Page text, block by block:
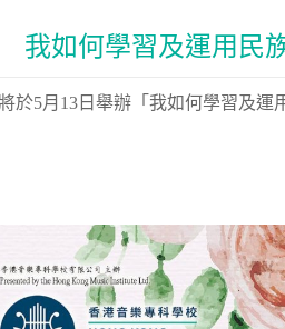
我如何學習及運用民
於5月13日舉辦「我如何學習及